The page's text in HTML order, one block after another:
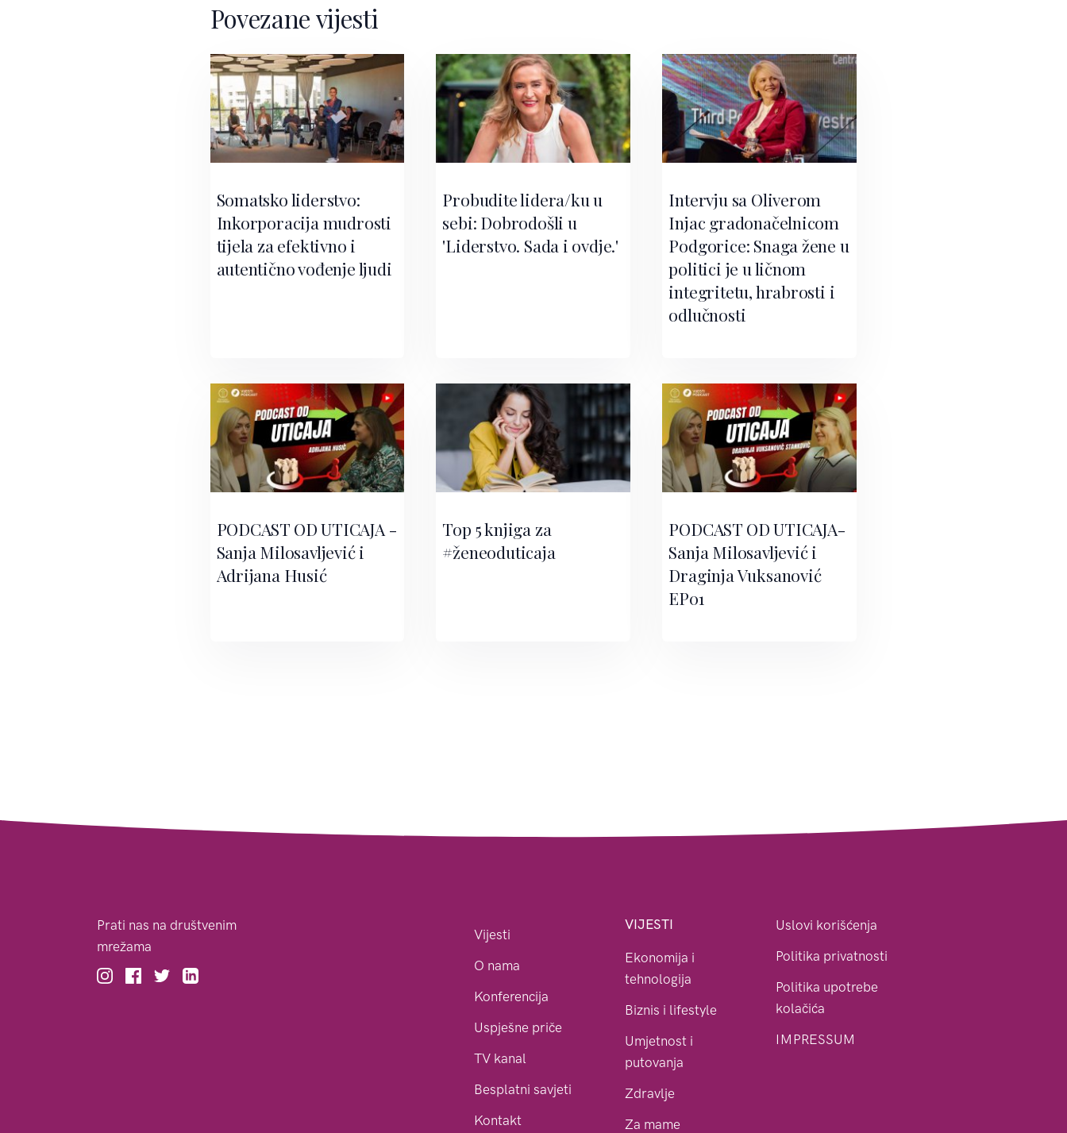
Povezane vijesti
Somatsko liderstvo:
Inkorporacija mudrosti
tijela za efektivno i
autentično vođenje ljudi
Probudite lidera/ku u
sebi: Dobrodošli u
'Liderstvo. Sada i ovdje.'
Intervju sa Oliverom
Injac gradonačelnicom
Podgorice: Snaga žene u
politici je u ličnom
integritetu, hrabrosti i
odlučnosti
PODCAST OD UTICAJA -
Sanja Milosavljević i
Adrijana Husić
Top 5 knjiga za
#ženeoduticaja
PODCAST OD UTICAJA-
Sanja Milosavljević i
Draginja Vuksanović
EP01
Prati nas na društvenim
mrežama
Vijesti
O nama
Konferencija
Uspješne priče
TV kanal
Besplatni savjeti
Kontakt
VIJESTI
Ekonomija i
tehnologija
Biznis i lifestyle
Umjetnost i
putovanja
Zdravlje
Za mame
Uslovi korišćenja
Politika privatnosti
Politika upotrebe
kolačića
IMPRESSUM